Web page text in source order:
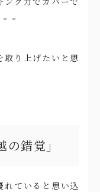
。
取り上げたいと思
錯覚」
れていると思い込